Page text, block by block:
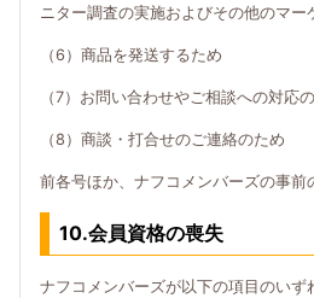
ニター調査の実施およびその他のマー
（6）商品を発送するため
（7）お問い合わせやご相談への対応
（8）商談・打合せのご連絡のため
前各号ほか、ナフコメンバーズの事前
10.会員資格の喪失
ナフコメンバーズが以下の項目のいず